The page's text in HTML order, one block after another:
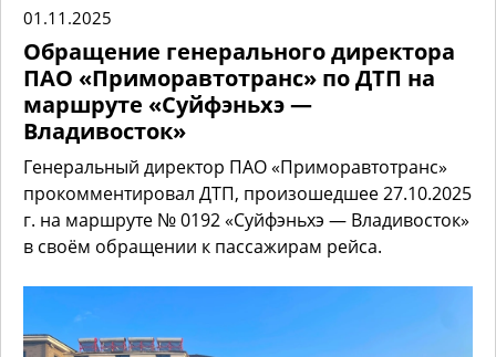
01.11.2025
Обращение генерального директора
ПАО «Приморавтотранс» по ДТП на
маршруте «Суйфэньхэ —
Владивосток»
Генеральный директор ПАО «Приморавтотранс»
прокомментировал ДТП, произошедшее 27.10.2025
г. на маршруте № 0192 «Суйфэньхэ — Владивосток»
в своём обращении к пассажирам рейса.